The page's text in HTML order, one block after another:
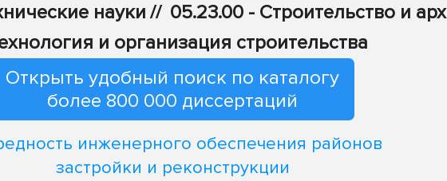
науки // 05.23.00 - Строительство и
и организация строительства
Открыть удобный поиск по каталогу
более 800 000 диссертаций
инженерного обеспечения районов
застройки и реконструкции